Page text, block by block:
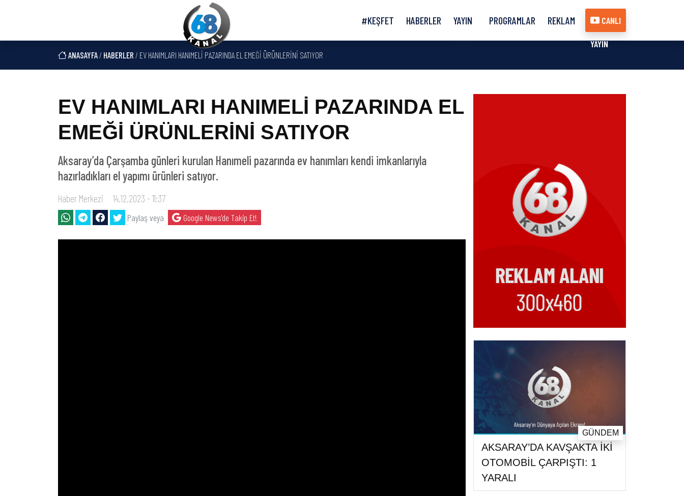
#KEŞFET HABERLER
YAYIN
AKIŞI
PROGRAMLAR REKLAM CANLI
YAYIN
ANASAYFA/ HABERLER / EV HANIMLARI HANIMELİ PAZARINDA EL EMEĞİ ÜRÜNLERİNİ SATIYOR
EV HANIMLARI HANIMELİ PAZARINDA EL
EMEĞİ ÜRÜNLERİNİ SATIYOR
Aksaray’da Çarşamba günleri kurulan Hanımeli pazarında ev hanımları kendi imkanlarıyla
hazırladıkları el yapımı ürünleri satıyor.
Haber Merkezi 14.12.2023 - 11:37
Paylaş veya Google News'de Takip Et!
AKSARAY’DA KAVŞAKTA İKİ
OTOMOBİL ÇARPIŞTI: 1
YARALI
GÜNDEM